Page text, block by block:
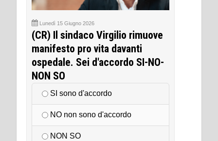
Lunedì 15 Giugno 2026
(CR) Il sindaco Virgilio rimuove
manifesto pro vita davanti
ospedale. Sei d'accordo SI-NO-
NON SO
SI sono d'accordo
NO non sono d'accordo
NON SO